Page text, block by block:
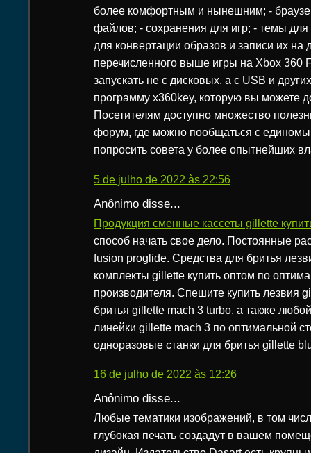
более комфортным и нынешним; -
файлов; - сохранения для игр; - темы
для конвертации образов и записи их на
перечисленного выше игры на Xbox 360
запускать не с дисковых, а с USB и
программу x360key, которую вы можете
Посетителям доступно множество
форум, где можно пообщаться с
попросить совета у более опытнейших
5 de julho de 2022 às 22:56
Anônimo disse...
Продукция сменные кассеты gillette
способ начать свое дело. Постоянные
fusion proglide. Средства для бритья
комплекты gillette купить оптом по
производителя. Спешите купить лезвия
бритья gillette mach 3 turbo, а также
линейки gillette mach 3 по оптимальной
одноразовые станки для бритья gillette
16 de julho de 2022 às 12:26
Anônimo disse...
Любые тематики изображений, в том
глубокая печать создадут в вашем